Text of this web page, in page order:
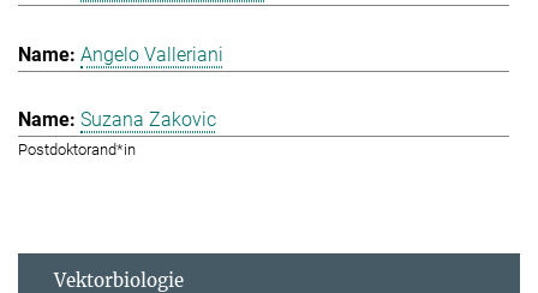
Angelo Valleriani
Suzana Zakovic
Postdoktorand*in
Vektorbiologie